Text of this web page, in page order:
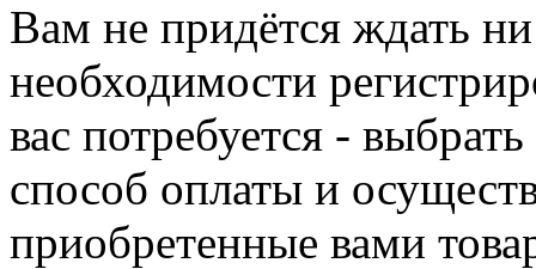
Вам не придётся ждать
необходимости
вас потребуется -
способ оплаты и
приобретенные вами